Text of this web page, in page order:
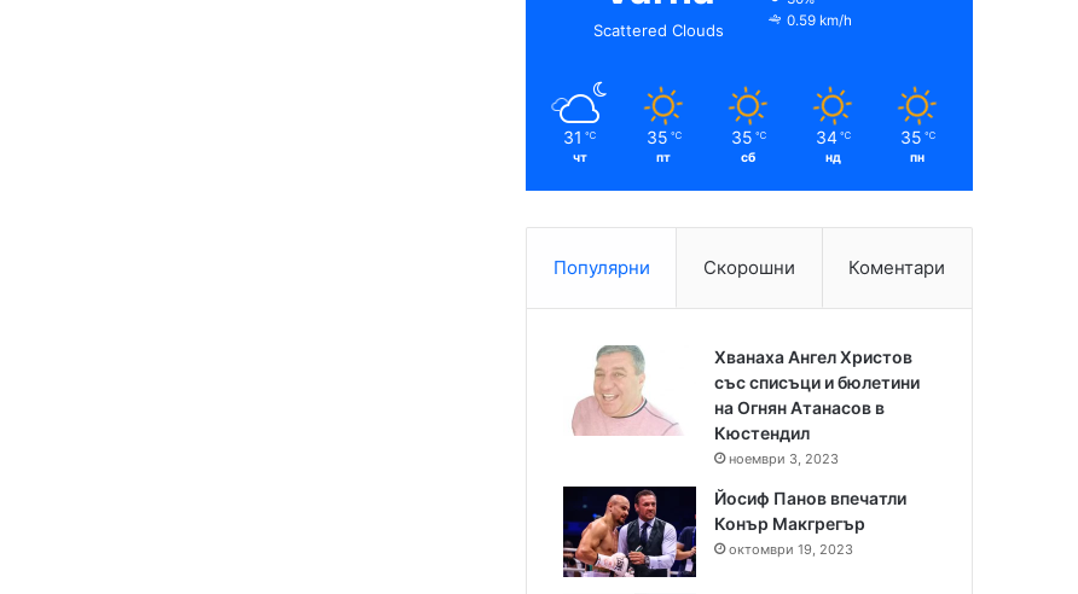
Scattered Clouds
0.59 km/h
31 ℃
чт
35 ℃
пт
35 ℃
сб
34 ℃
нд
35 ℃
пн
Популярни Скорошни Коментари
Хванаха Ангел Христов
със списъци и бюлетини
на Огнян Атанасов в
Кюстендил
ноември 3, 2023
Йосиф Панов впечатли
Конър Макгрегър
октомври 19, 2023